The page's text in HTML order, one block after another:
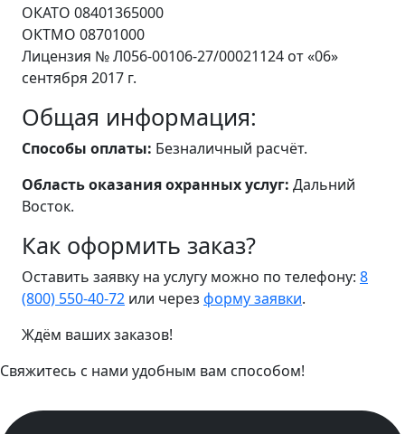
ОКАТО 08401365000
ОКТМО 08701000
Лицензия № Л056-00106-27/00021124 от «06»
сентября 2017 г.
Общая информация:
Способы оплаты: Безналичный расчёт.
Область оказания охранных услуг: Дальний
Восток.
Как оформить заказ?
Оставить заявку на услугу можно по телефону: 8
(800) 550-40-72 или через форму заявки.
Ждём ваших заказов!
Свяжитесь с нами удобным вам способом!